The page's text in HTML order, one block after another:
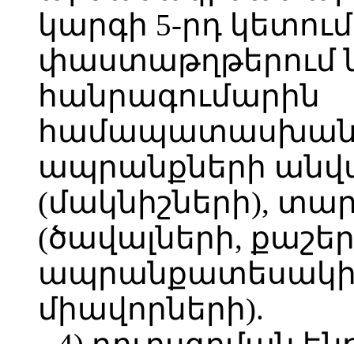
կարգի 5-րդ
փաստաթղթերում
հանրագումարին
ապրանքների
(մակնիշների),
(ծավալների,
միավորների).